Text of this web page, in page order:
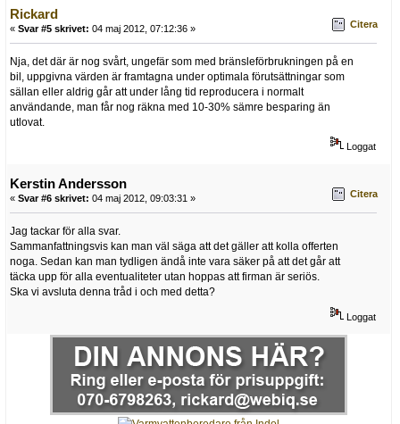
Rickard
« Svar #5 skrivet: 04 maj 2012, 07:12:36 » Citera
Nja, det där är nog svårt, ungefär som med bränsleförbrukningen på en
bil, uppgivna värden är framtagna under optimala förutsättningar som
sällan eller aldrig går att under lång tid reproducera i normalt
användande, man får nog räkna med 10-30% sämre besparing än
utlovat.
Loggat
Kerstin Andersson
« Svar #6 skrivet: 04 maj 2012, 09:03:31 » Citera
Jag tackar för alla svar.
Sammanfattningsvis kan man väl säga att det gäller att kolla offerten
noga. Sedan kan man tydligen ändå inte vara säker på att det går att
täcka upp för alla eventualiteter utan hoppas att firman är seriös.
Ska vi avsluta denna tråd i och med detta?
Loggat